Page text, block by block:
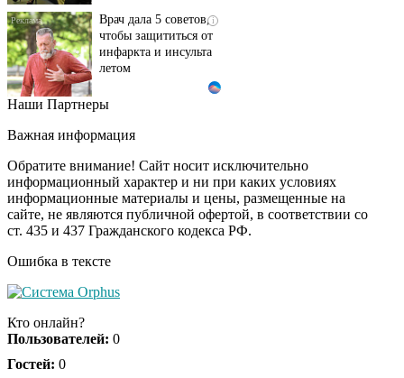
i
Врач дала 5 советов,
чтобы защититься от
инфаркта и инсульта
летом
Ржу не переставая, это
не раз
i
Ролик из Омска: вы
будете смеяться долго
Канадская гимнастка
разочаровала Москва
Наши Партнеры
Важная информация
Обратите внимание! Сайт носит исключительно
информационный характер и ни при каких условиях
информационные материалы и цены, размещенные на
сайте, не являются публичной офертой, в соответствии со
ст. 435 и 437 Гражданского кодекса РФ.
Ошибка в тексте
Кто онлайн?
Пользователей: 0
Гостей: 0